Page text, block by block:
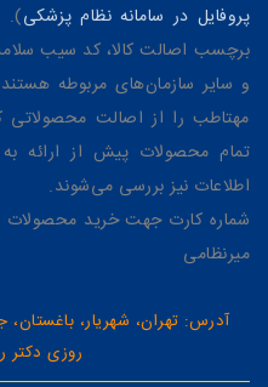
پروفایل در سامانه نظام پزشکی).
برچسب اصالت کالا، کد سیب
و سایر سازمان‌های مربوطه
مهتاطب را از اصالت محصولاتی
تمام محصولات پیش از ارائه
اطلاعات نیز بررسی می‌شوند.
میرنظامی
آدرس: تهران، شهریار، باغستان،
روزی دکتر